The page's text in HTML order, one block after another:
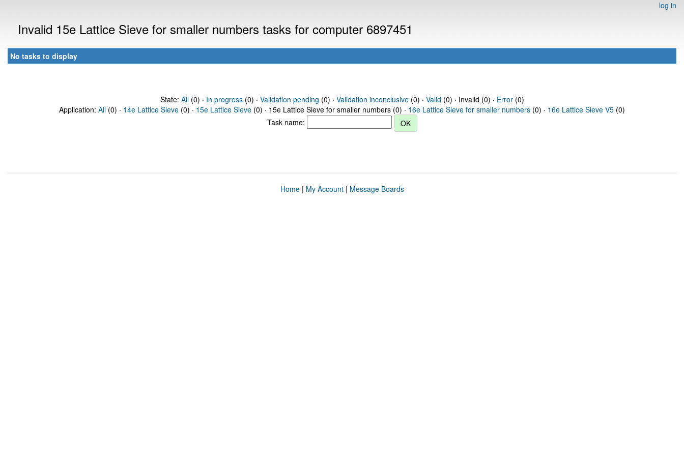
log in
Invalid 15e Lattice Sieve for smaller numbers tasks for computer 6897451
No tasks to display
State: All(0) · In progress(0) · Validation pending (0) · Validation inconclusive(0) · Valid (0) · Invalid (0) · Error(0)
Application: All (0) · 14e Lattice Sieve (0) · 15e Lattice Sieve (0) · 15e Lattice Sieve for smaller numbers (0) · 16e Lattice Sieve for smaller numbers (0) · 16e Lattice Sieve V5 (0)
Task name:
Home| My Account| Message Boards